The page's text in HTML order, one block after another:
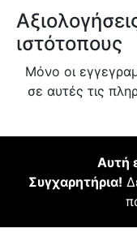
ιστότοπους
Μόνο οι
σε αυτές τις
Αυτή
Συγχαρητήρια!